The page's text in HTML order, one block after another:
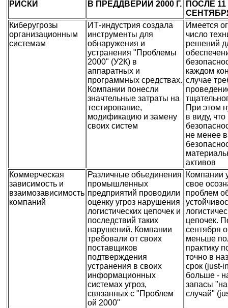
РИСКИ В ПРЕДДВЕРИИ 2000 Г.
ПОСЛЕ 11
Киберугрозы
организационным
системам
ИТ-индустрия создала
инструменты для
обнаружения и
устранения "Проблемы
2000" (У2К) в
аппаратных и
программных средствах.
Компании понесли
значтельные затраты на
тестирование,
модификацию и замену
своих систем
Имеется
число
решений
каждом
случае
При этом
в виду, что
не менее
активов
Коммерческая
зависимость и
взаимозависимость
компаний
Различные объединения
промышленных
предприятий проводили
оценку угроз нарушения
логистических цепочек и
последствий таких
нарушений. Компании
требовали от своих
поставщиков
подтверждения
устранения в своих
информационных
системах угроз,
связанных с "Проблем
ой 2000"
Компании
свое
проблем
цепочек.
сентября
меньше
практику
точно в
срок (just-
больше -
запасы
случай"